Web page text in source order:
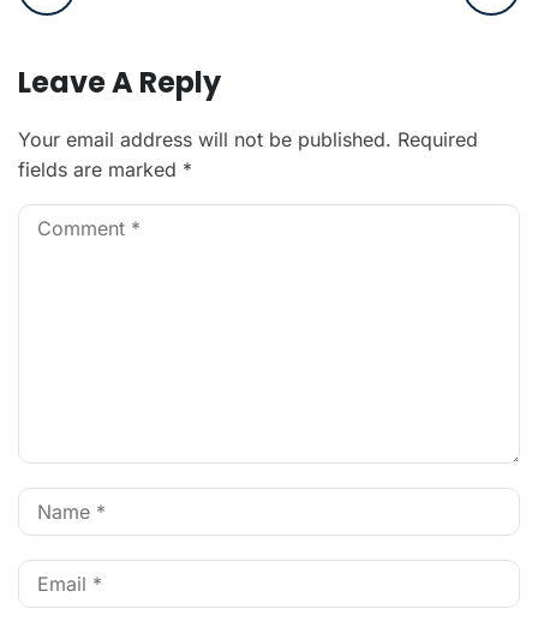
Leave A Reply
Your email address will not be published. Required
fields are marked *